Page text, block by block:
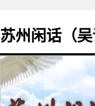
苏州闲话（